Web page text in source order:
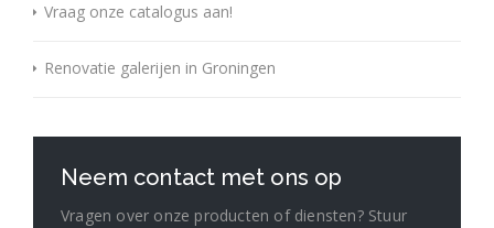
Vraag onze catalogus aan!
Renovatie galerijen in Groningen
Neem contact met ons op
Vragen over onze producten of diensten? Stuur